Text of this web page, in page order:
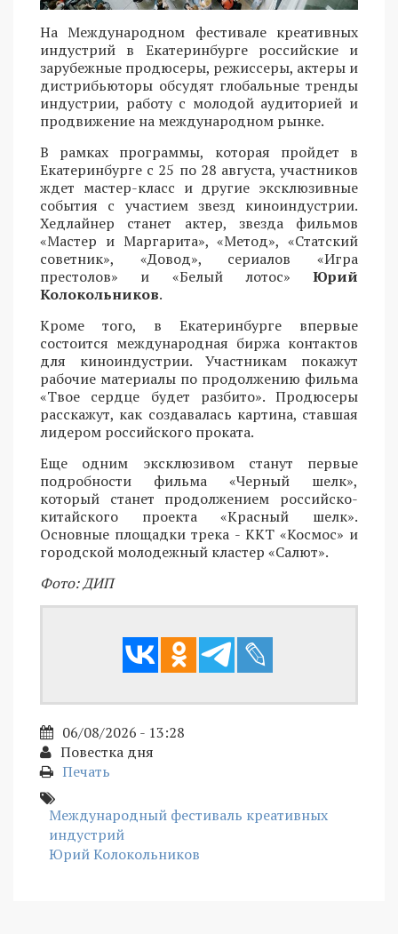
На Международном фестивале креативных
индустрий в Екатеринбурге российские и
зарубежные продюсеры, режиссеры, актеры и
дистрибьюторы обсудят глобальные тренды
индустрии, работу с молодой аудиторией и
продвижение на международном рынке.
В рамках программы, которая пройдет в
Екатеринбурге с 25 по 28 августа, участников
ждет мастер-класс и другие эксклюзивные
события с участием звезд киноиндустрии.
Хедлайнер станет актер, звезда фильмов
«Мастер и Маргарита», «Метод», «Статский
советник», «Довод», сериалов «Игра
престолов» и «Белый лотос» Юрий
Колокольников.
Кроме того, в Екатеринбурге впервые
состоится международная биржа контактов
для киноиндустрии. Участникам покажут
рабочие материалы по продолжению фильма
«Твое сердце будет разбито». Продюсеры
расскажут, как создавалась картина, ставшая
лидером российского проката.
Еще одним эксклюзивом станут первые
подробности фильма «Черный шелк»,
который станет продолжением российско-
китайского проекта «Красный шелк».
Основные площадки трека - ККТ «Космос» и
городской молодежный кластер «Салют».
Фото: ДИП
06/08/2026 - 13:28
Повестка дня
Печать
Международный фестиваль креативных
индустрий
Юрий Колокольников